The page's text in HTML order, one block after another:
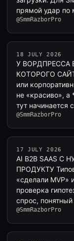
прямой удар по
@SmmRazborPro
18 JULY 2026
У ВОРДПРЕССА
КОТОРОГО
или
не «красиво», а
тут начинается
@SmmRazborPro
17 JULY 2026
AI B2B SAAS С
ПРОДУКТУ
«сделали MVP»
проверка
спрос,
@SmmRazborPro